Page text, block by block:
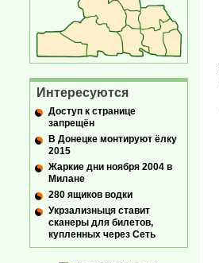
Интересуются
Доступ к странице
запрещён
В Донецке монтируют ёлку
2015
Жаркие дни ноября 2004 в
Милане
280 ящиков водки
Укрзализныця ставит
сканеры для билетов,
купленных через Сеть